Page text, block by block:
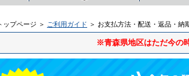
ップページ ＞ ご利用ガイド ＞ お支払方法・配送・返品・納
※青森県地区はただ今の